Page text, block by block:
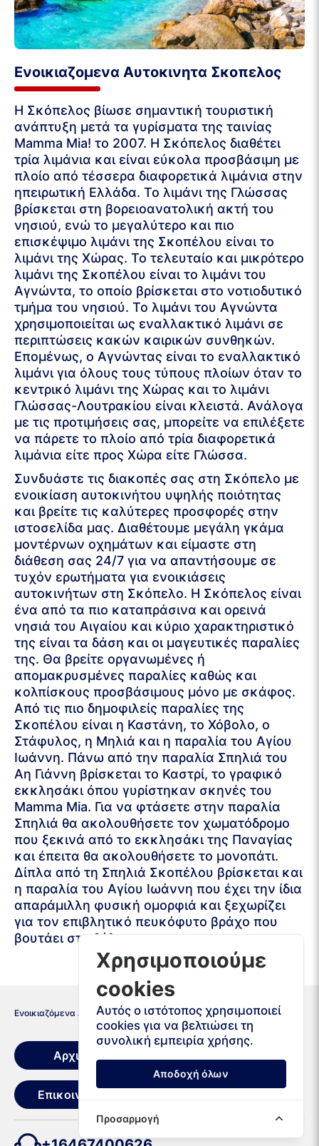
Ενοικιαζομενα Αυτοκινητα Σκοπελος
Η Σκόπελος βίωσε σημαντική τουριστική
ανάπτυξη μετά τα γυρίσματα της ταινίας
Mamma Mia! το 2007. Η Σκόπελος διαθέτει
τρία λιμάνια και είναι εύκολα προσβάσιμη με
πλοίο από τέσσερα διαφορετικά λιμάνια στην
ηπειρωτική Ελλάδα. Το λιμάνι της Γλώσσας
βρίσκεται στη βορειοανατολική ακτή του
νησιού, ενώ το μεγαλύτερο και πιο
επισκέψιμο λιμάνι της Σκοπέλου είναι το
λιμάνι της Χώρας. Το τελευταίο και μικρότερο
λιμάνι της Σκοπέλου είναι το λιμάνι του
Αγνώντα, το οποίο βρίσκεται στο νοτιοδυτικό
τμήμα του νησιού. Το λιμάνι του Αγνώντα
χρησιμοποιείται ως εναλλακτικό λιμάνι σε
περιπτώσεις κακών καιρικών συνθηκών.
Επομένως, ο Αγνώντας είναι το εναλλακτικό
λιμάνι για όλους τους τύπους πλοίων όταν το
κεντρικό λιμάνι της Χώρας και το λιμάνι
Γλώσσας-Λουτρακίου είναι κλειστά. Ανάλογα
με τις προτιμήσεις σας, μπορείτε να επιλέξετε
να πάρετε το πλοίο από τρία διαφορετικά
λιμάνια είτε προς Χώρα είτε Γλώσσα.
Συνδυάστε τις διακοπές σας στη Σκόπελο με
ενοικίαση αυτοκινήτου υψηλής ποιότητας
και βρείτε τις καλύτερες προσφορές στην
ιστοσελίδα μας. Διαθέτουμε μεγάλη γκάμα
μοντέρνων οχημάτων και είμαστε στη
διάθεση σας 24/7 για να απαντήσουμε σε
τυχόν ερωτήματα για ενοικιάσεις
αυτοκινήτων στη Σκόπελο. Η Σκόπελος είναι
ένα από τα πιο καταπράσινα και ορεινά
νησιά του Αιγαίου και κύριο χαρακτηριστικό
της είναι τα δάση και οι μαγευτικές παραλίες
της. Θα βρείτε οργανωμένες ή
απομακρυσμένες παραλίες καθώς και
κολπίσκους προσβάσιμους μόνο με σκάφος.
Από τις πιο δημοφιλείς παραλίες της
Σκοπέλου είναι η Καστάνη, το Χόβολο, ο
Στάφυλος, η Μηλιά και η παραλία του Αγίου
Ιωάννη. Πάνω από την παραλία Σπηλιά του
Αη Γιάννη βρίσκεται το Καστρί, το γραφικό
εκκλησάκι όπου γυρίστηκαν σκηνές του
Mamma Mia. Για να φτάσετε στην παραλία
Σπηλιά θα ακολουθήσετε τον χωματόδρομο
που ξεκινά από το εκκλησάκι της Παναγίας
και έπειτα θα ακολουθήσετε το μονοπάτι.
Δίπλα από τη Σπηλιά Σκοπέλου βρίσκεται και
η παραλία του Αγίου Ιωάννη που έχει την ίδια
απαράμιλλη φυσική ομορφιά και ξεχωρίζει
για τον επιβλητικό πευκόφυτο βράχο που
βουτάει στη θάλασσα.
Ενοικιαζόμενα Αυτοκίνητα Ελλάδα Σκόπελος
Αρχική
Επικοινωνία
Χρησιμοποιούμε
cookies
Αυτός ο ιστότοπος χρησιμοποιεί
cookies για να βελτιώσει τη
συνολική εμπειρία χρήσης.
Αποδοχή όλων
Προσαρμογή